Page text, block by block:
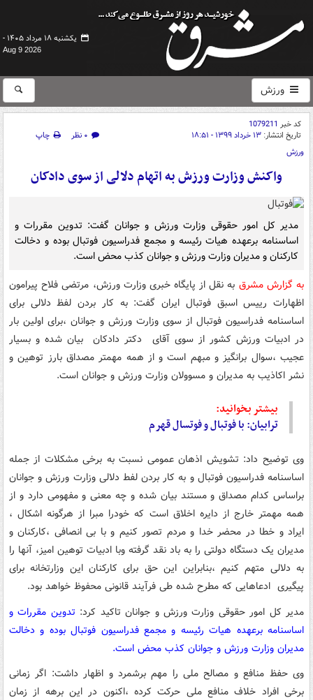
یکشنبه ۱۸ مرداد ۱۴۰۵ -
Aug 9 2026
ورزش
کد خبر 1079211
تاریخ انتشار: ۱۳ خرداد ۱۳۹۹ - ۱۸:۵۱ ۰ نظر
چاپ
ورزش
واکنش وزارت ورزش به اتهام دلالی از سوی دادکان
مدیر کل امور حقوقی وزارت ورزش و جوانان گفت: تدوین مقررات و
اساسنامه برعهده هیات رئیسه و مجمع فدراسیون فوتبال بوده و دخالت
کارکنان و مدیران وزارت ورزش و جوانان کذب محض است.
به گزارش مشرق به نقل از پایگاه خبری وزارت ورزش، مرتضی فلاح پیرامون
اظهارات رییس اسبق فوتبال ایران گفت: به کار بردن لفظ دلالی برای
اساسنامه فدراسیون فوتبال از سوی وزارت ورزش و جوانان ،برای اولین بار
در ادبیات ورزش کشور از سوی آقای دکتر دادکان بیان شده و بسیار
عجیب ،سوال برانگیز و مبهم است و از همه مهمتر مصداق بارز توهین و
نشر اکاذیب به مدیران و مسوولان وزارت ورزش و جوانان است.
بیشتر بخوانید:
ترابیان: با فوتبال و فوتسال قهرم
وی توضیح داد: تشویش اذهان عمومی نسبت به برخی مشکلات از جمله
اساسنامه فدراسیون فوتبال و به کار بردن لفط دلالی وزارت ورزش و جوانان
براساس کدام مصداق و مستند بیان شده و چه معنی و مفهومی دارد و از
همه مهمتر خارج از دایره اخلاق است که خودرا مبرا از هرگونه اشکال ،
ایراد و خطا در محضر خدا و مردم تصور کنیم و با بی انصافی ،کارکنان و
مدیران یک دستگاه دولتی را به باد نقد گرفته وبا ادبیات توهین امیز، آنها را
به دلالی متهم کنیم ،بنابراین این حق برای کارکنان این وزارتخانه برای
پیگیری ادعاهایی که مطرح شده طی فرآیند قانونی محفوظ خواهد بود.
مدیر کل امور حقوقی وزارت ورزش و جوانان تاکید کرد: تدوین مقررات و
اساسنامه برعهده هیات رئیسه و مجمع فدراسیون فوتبال بوده و دخالت
مدیران وزارت ورزش و جوانان کذب محض است.
وی حفظ منافع و مصالح ملی را مهم برشمرد و اظهار داشت: اگر زمانی
برخی افراد خلاف منافع ملی حرکت کرده ،اکنون در این برهه از زمان